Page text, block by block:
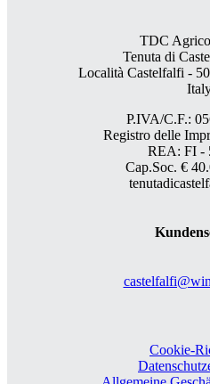
TDC
Tenuta di
Località Castelfalfi -
P.IVA/C.F.:
Registro delle
REA: FI -
Cap.Soc. €
Cookie-